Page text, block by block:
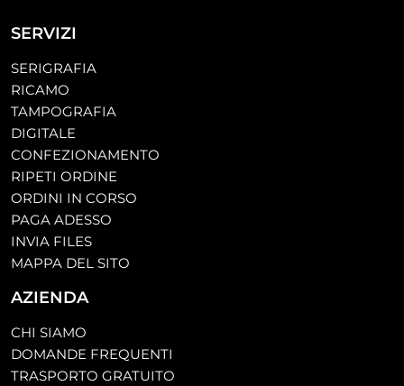
SERVIZI
SERIGRAFIA
RICAMO
TAMPOGRAFIA
DIGITALE
CONFEZIONAMENTO
RIPETI ORDINE
ORDINI IN CORSO
PAGA ADESSO
INVIA FILES
MAPPA DEL SITO
AZIENDA
CHI SIAMO
DOMANDE FREQUENTI
TRASPORTO GRATUITO